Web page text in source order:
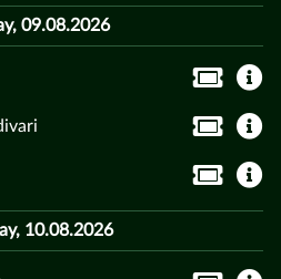
09.08.2026
10.08.2026